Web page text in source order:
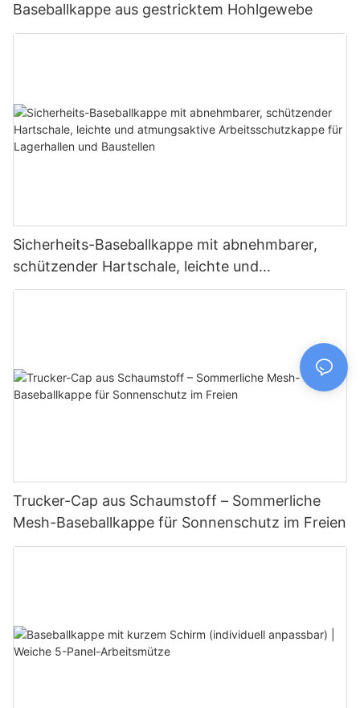
Baseballkappe aus gestricktem Hohlgewebe
Sicherheits-Baseballkappe mit abnehmbarer,
schützender Hartschale, leichte und
atmungsaktive Arbeitsschutzkappe für
Trucker-Cap aus Schaumstoff – Sommerliche
Mesh-Baseballkappe für Sonnenschutz im Freien